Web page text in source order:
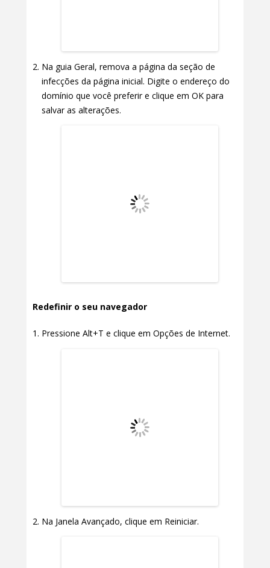
Na guia Geral, remova a página da seção de
infecções da página inicial. Digite o endereço do
domínio que você preferir e clique em OK para
salvar as alterações.
Redefinir o seu navegador
Pressione Alt+T e clique em Opções de Internet.
Na Janela Avançado, clique em Reiniciar.